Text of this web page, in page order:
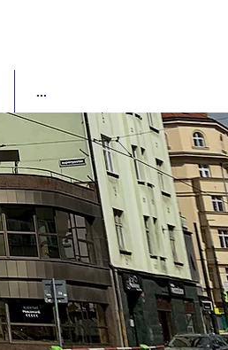
...